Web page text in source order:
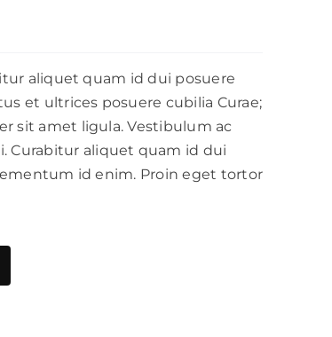
aliquet quam id dui posuere
et ultrices posuere cubilia Curae;
sit amet ligula. Vestibulum ac
Curabitur aliquet quam id dui
id enim. Proin eget tortor